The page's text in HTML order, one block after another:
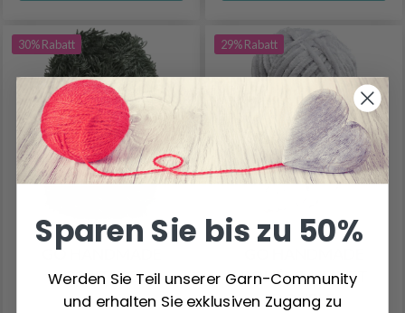
30% Rabatt
GO HANDMADE
COUTURE
29% Rabatt
BOHÉME VELVET
DOUBLE
Sparen Sie bis zu 50%
Werden Sie Teil unserer Garn-Community
und erhalten Sie exklusiven Zugang zu